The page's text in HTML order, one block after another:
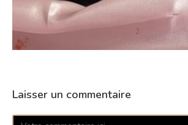
Laisser un commentaire